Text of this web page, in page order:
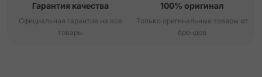
Гарантия качества
Официальная гарантия на все
товары
100% оригинал
Только оригинальные товары от
брендов